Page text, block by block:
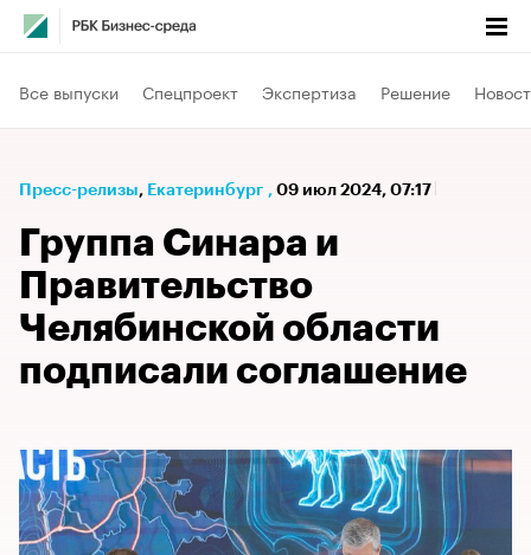
Все выпуски Спецпроект Экспертиза Решение
Пресс-релизы⁠, Екатеринбург , 09 июл 2024, 07:17
Группа Синара и
Правительство
Челябинской области
подписали соглашение